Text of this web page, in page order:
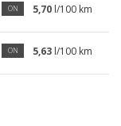
ON 5,70 l/100 km
ON 5,63 l/100 km